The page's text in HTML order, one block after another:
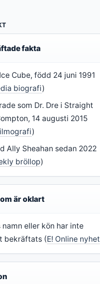
fakta
Cube, född 24 juni 1991
biografi)
som Dr. Dre i Straight
14 augusti 2015
)
Ally Sheahan sedan 2022
bröllop)
är oklart
namn eller kön har inte
bekräftats (E! Online nyhet